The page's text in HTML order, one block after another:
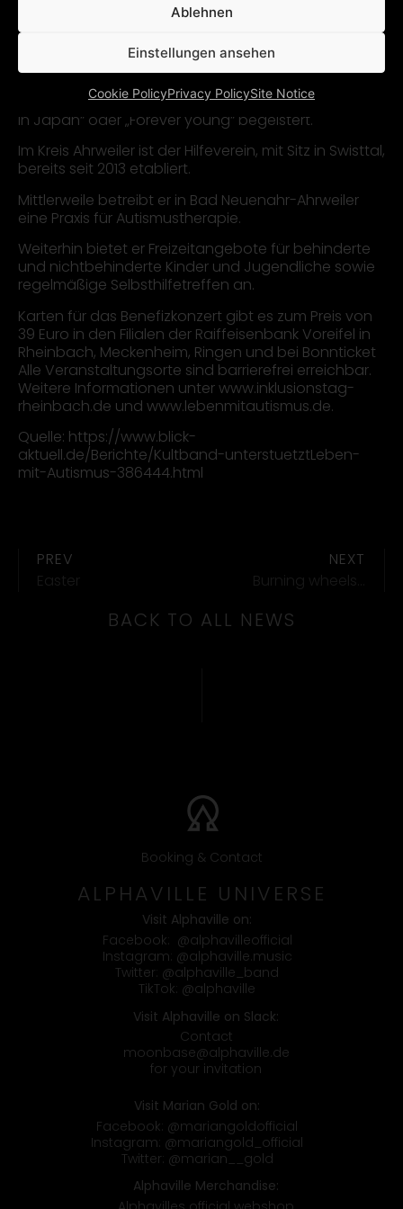
Ablehnen
Einstellungen ansehen
Cookie PolicyPrivacy PolicySite Notice
Zum ersten Mal werden Vater und Sohn gemeinsam
auf der Bühne stehen, wenn die Vereinsband
„Courage“, in der Autisten und Nicht-Autisten
gemeinsam musizieren, den Abend eröffnet. Im
Anschluss übernimmt dann die Kultband Alphaville,
die schon seit 35 Jahren ihr Publikum mit Hits wie „Big
in Japan“ oder „Forever young“ begeistert.
Im Kreis Ahrweiler ist der Hilfeverein, mit Sitz in Swisttal,
bereits seit 2013 etabliert.
Mittlerweile betreibt er in Bad Neuenahr-Ahrweiler
eine Praxis für Autismustherapie.
Weiterhin bietet er Freizeitangebote für behinderte
und nichtbehinderte Kinder und Jugendliche sowie
regelmäßige Selbsthilfetreffen an.
Karten für das Benefizkonzert gibt es zum Preis von
39 Euro in den Filialen der Raiffeisenbank Voreifel in
Rheinbach, Meckenheim, Ringen und bei Bonnticket
Alle Veranstaltungsorte sind barrierefrei erreichbar.
Weitere Informationen unter www.inklusionstag-
rheinbach.de und www.lebenmitautismus.de.
Quelle: https://www.blick-
aktuell.de/Berichte/Kultband-unterstuetztLeben-
mit-Autismus-386444.html
PREV
Easter
NEXT
Burning wheels…
BACK TO ALL NEWS
Booking & Contact
ALPHAVILLE UNIVERSE
Visit Alphaville on:
Facebook: @alphavilleofficial
Instagram: @alphaville.music
Twitter: @alphaville_band
TikTok: @alphaville
Visit Alphaville on Slack:
Contact
moonbase@alphaville.de
for your invitation
Visit Marian Gold on:
Facebook: @mariangoldofficial
Instagram: @mariangold_official
Twitter: @marian__gold
Alphaville Merchandise: